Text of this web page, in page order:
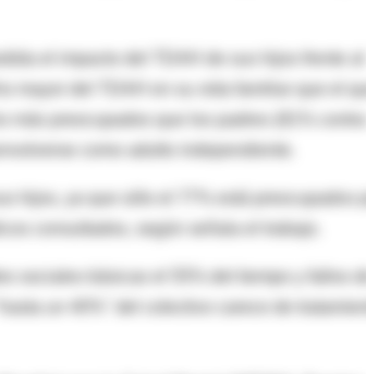
el impacto del TDAH de sus hijos frente al
mayor del TDAH en su vida familiar que el
más preocupados que los padres (81% contra
como adulto independiente.
hijos, ya que sólo el 77% está preocupados
consultados, según señala el trabajo.
sociales básicas el 55% del tiempo y fallos